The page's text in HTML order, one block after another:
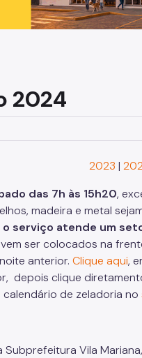
2024
2023 |
das 7h às 15h20,
madeira e metal
o serviço atende um
ser colocados na
anterior. Clique aqui,
depois clique
de zeladoria no
Vila